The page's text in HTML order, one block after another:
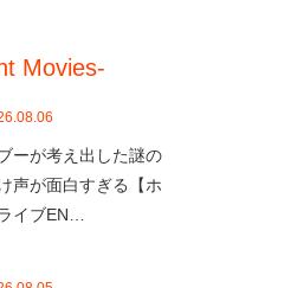
Movies-
ーが考え出した謎の
声が面白すぎる【ホ
イブEN…